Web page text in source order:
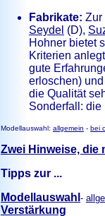
Fabrikate: Zur
Seydel (D),
Hohner bietet
Kriterien
gute
erloschen)
die Qualität
Sonderfall: die
Modellauswahl: allgemein - bei
Zwei Hinweise, die
Tipps zur ...
Modellauswahl -
Verstärkung